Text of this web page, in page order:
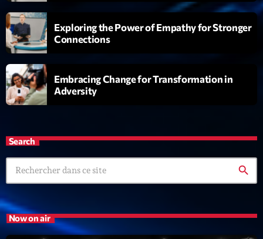
Planet’Groover
19:00 - 20:00
Upcoming shows
Clubbing Groove Session
Par Dj KIk
22:00 - 00:00
Love Songs
Crée par Sylvain
05:00 - 06:00
Exploring the Power of Empathy for Stronger
Connections
Embracing Change for Transformation in
Adversity
Search
search
Now on air